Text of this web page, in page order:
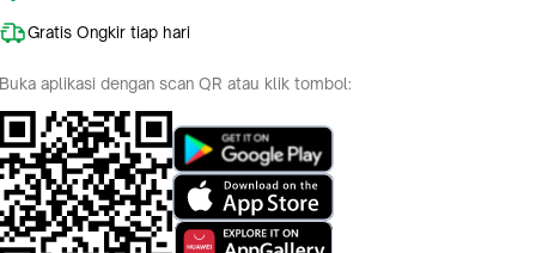
Gratis Ongkir tiap hari
Buka aplikasi dengan scan QR atau klik tombol: